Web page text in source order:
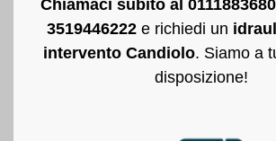
Chiamaci subito al
3519446222 e richiedi un
intervento Candiolo. Siamo a
disposizione!